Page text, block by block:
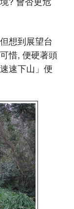
想到展望台
惜, 便硬著頭
速下山」便